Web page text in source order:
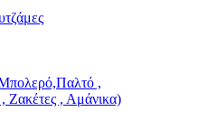
,
Ζακέτες , Αμάνικα)